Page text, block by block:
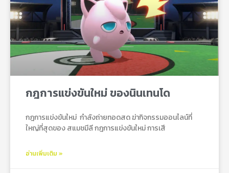
กฎการแข่งขันใหม่ ของนินเทนโด
กฎการแข่งขันใหม่ กําลังถ่ายทอดสด ฆ่ากิจกรรมออนไลน์ที่
ใหญ่ที่สุดของ สแมชมีลี กฎการแข่งขันใหม่ การเสี
อ่านเพิ่มเติม »